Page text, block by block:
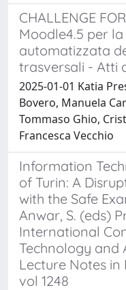
CHALLENGE
Moodle4.5 per
automatizzata
trasversali - Atti
2025-01-01 Katia
Bovero, Manuela
Tommaso Ghio,
Francesca Vecchio
Information
of Turin: A
with the Safe
Anwar, S. (eds)
International
Technology and
Lecture Notes in
vol 1248